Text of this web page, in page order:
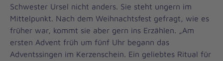
Schwester Ursel nicht anders. Sie steht ungern im
Mittelpunkt. Nach dem Weihnachtsfest gefragt, wie es
früher war, kommt sie aber gern ins Erzählen. „Am
ersten Advent früh um fünf Uhr begann das
Adventssingen im Kerzenschein. Ein geliebtes Ritual für